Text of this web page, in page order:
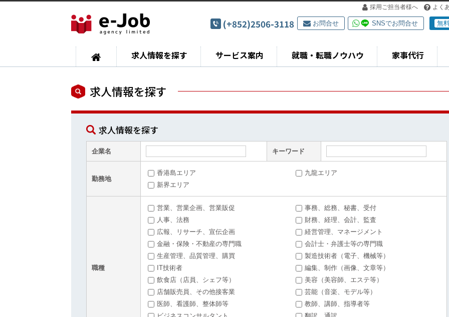
採用ご担当者様へ よく
(+852)2506-3118 お問合せ SNSでお問合せ 無
求人情報を探す サービス案内 就職・転職ノウハウ 家事代行
求人情報を探す
求人情報を探す
企業名 キーワード
勤務地
香港島エリア
九龍エリア
新界エリア
職種
営業、営業企画、営業販促
事務、総務、秘書、受付
人事、法務
財務、経理、会計、監査
広報、リサーチ、宣伝企画
経営管理、マネージメント
金融・保険・不動産の専門職
会計士・弁護士等の専門職
生産管理、品質管理、購買
製造技術者（電子、機械等）
IT技術者
編集、制作（画像、文章等）
飲食店（店員、シェフ等）
美容（美容師、エステ等）
店舗販売員、その他接客業
芸能（音楽、モデル等）
医師、看護師、整体師等
教師、講師、指導者等